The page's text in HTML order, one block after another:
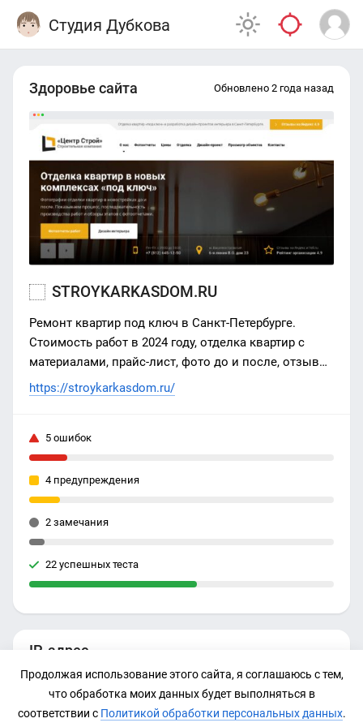
Студия Дубкова
IP-адрес
178.208.83.16
Здоровье сайта Обновлено 2 года назад
STROYKARKASDOM.RU
Ремонт квартир под ключ в Санкт-Петербурге.
Стоимость работ в 2024 году, отделка квартир с
материалами, прайс-лист, фото до и после, отзывы,
рейтинг 4,9.
https://stroykarkasdom.ru/
5 ошибок
4 предупреждения
2 замечания
22 успешных теста
Продолжая использование этого сайта, я соглашаюсь с тем,
что обработка моих данных будет выполняться в
соответствии с Политикой обработки персональных данных.